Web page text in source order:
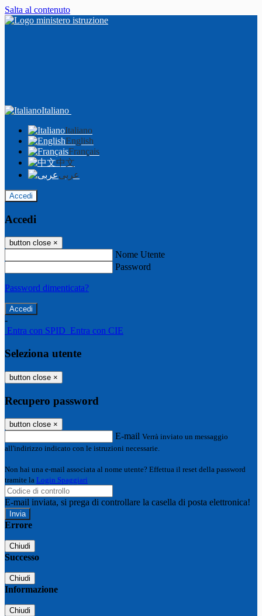
Salta al contenuto
Italiano
Italiano
English
Français
中文
عربى
Accedi
Accedi
button close ×
Nome Utente
Password
Password dimenticata?
-
Entra con SPID Entra con CIE
Seleziona utente
button close ×
Recupero password
button close ×
E-mail Verrà inviato un messaggio
all'indirizzo indicato con le istruzioni necessarie.
Non hai una e-mail associata al nome utente? Effettua il reset della password
tramite la Login Spaggiari
E-mail inviata, si prega di controllare la casella di posta elettronica!
Errore
Chiudi
Successo
Chiudi
Informazione
Chiudi